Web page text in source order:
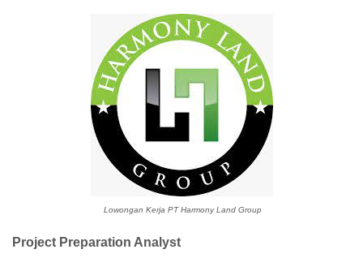
Lowongan Kerja PT Harmony Land Group
Project Preparation Analyst